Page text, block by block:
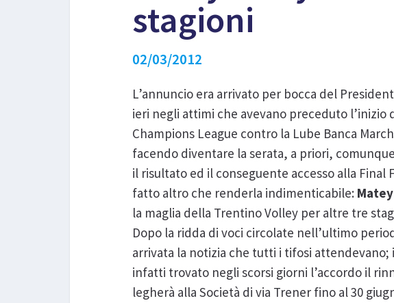
stagioni
02/03/2012
L’annuncio era arrivato per bocca del
ieri negli attimi che avevano preceduto l’inizio
Champions League contro la Lube Banca
facendo diventare la serata, a priori,
il risultato ed il conseguente accesso alla Final
fatto altro che renderla indimenticabile:
la maglia della Trentino Volley per altre tre
Dopo la ridda di voci circolate nell’ultimo
arrivata la notizia che tutti i tifosi attendevano;
infatti trovato negli scorsi giorni l’accordo il
legherà alla Società di via Trener fino al 30